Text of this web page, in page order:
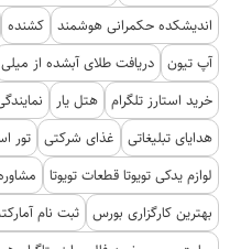
اندیشکده حکمرانی هوشمند کشنده
آپ تیون دریافت طلای آبشده از میلی
خرید استارز تلگرام هتل یار
هدایای تبلیغاتی
غذای شرکتی تور
لوازم یدکی تویوتا قطعات تویوتا
بهترین کارگزاری بورس
ثبت نام